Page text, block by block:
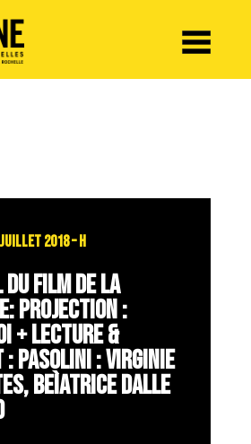
2018 – H
FILM DE LA
PROJECTION :
+ LECTURE &
: PASOLINI : VIRGINIE
BEÌATRICE DALLE